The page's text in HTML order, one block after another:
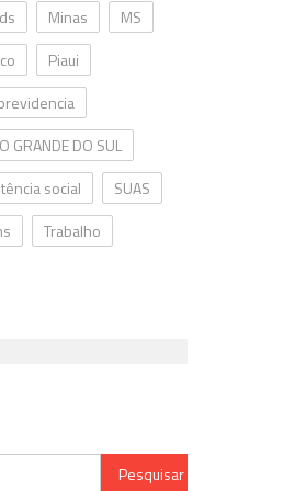
Minas
MS
Piaui
GRANDE DO SUL
social
SUAS
Trabalho
Pesquisar